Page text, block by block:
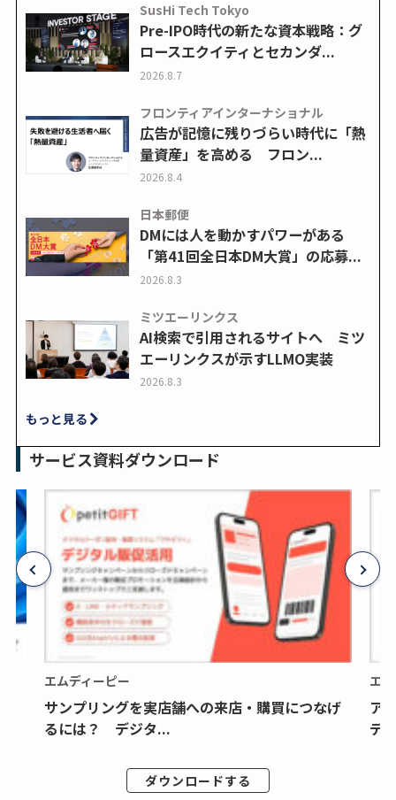
SusHi Tech Tokyo
Pre-IPO時代の新たな資本戦略：グ
ロースエクイティとセカンダ...
2026.8.7
フロンティアインターナショナル
広告が記憶に残りづらい時代に「熱
量資産」を高める フロン...
2026.8.4
日本郵便
DMには人を動かすパワーがある
「第41回全日本DM大賞」の応募...
2026.8.3
ミツエーリンクス
AI検索で引用されるサイトへ ミツ
エーリンクスが示すLLMO実装
2026.8.3
もっと見る
サービス資料ダウンロード
エムディーピー
サンプリングを実店舗への来店・購買につなげ
るには？ デジタ...
ダウンロードする
エ
ア
デ